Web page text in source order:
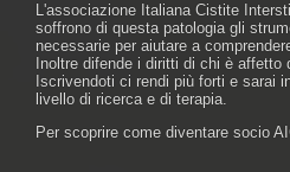
L'associazione Italiana Cistite
soffrono di questa patologia gli
necessarie per aiutare a
Inoltre difende i diritti di chi è affetto
Iscrivendoti ci rendi più forti e sarai
livello di ricerca e di terapia.
Per scoprire come diventare socio